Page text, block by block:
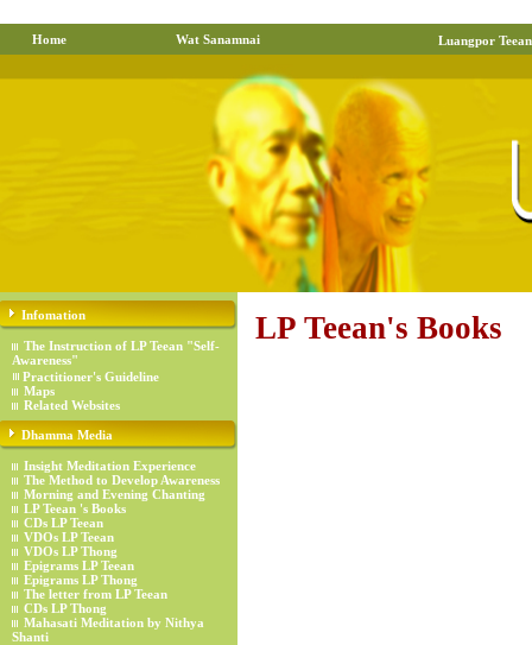
Home Wat Sanamnai Luangpor Teean
Infomation
The Instruction of LP Teean "Self-
Awareness"
Practitioner's Guideline
Maps
Related Websites
Dhamma Media
Insight Meditation Experience
The Method to Develop Awareness
Morning and Evening Chanting
LP Teean 's Books
CDs LP Teean
VDOs LP Teean
VDOs LP Thong
Epigrams LP Teean
Epigrams LP Thong
The letter from LP Teean
CDs LP Thong
Mahasati Meditation by Nithya
Shanti
LP Teean's Books